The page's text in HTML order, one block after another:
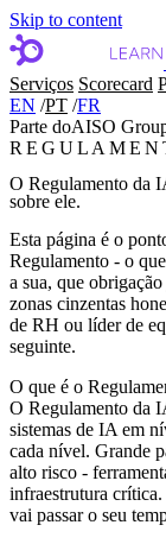
Skip to content
Serviços Scorecard
EN /PT /FR
Parte doAISO
O Regulamento da
sobre ele.
Esta página é o
Regulamento - o
a sua, que
zonas cinzentas
de RH ou líder de
seguinte.
O que é o
O Regulamento da
sistemas de IA em
cada nível. Grande
alto risco -
infraestrutura
vai passar o seu